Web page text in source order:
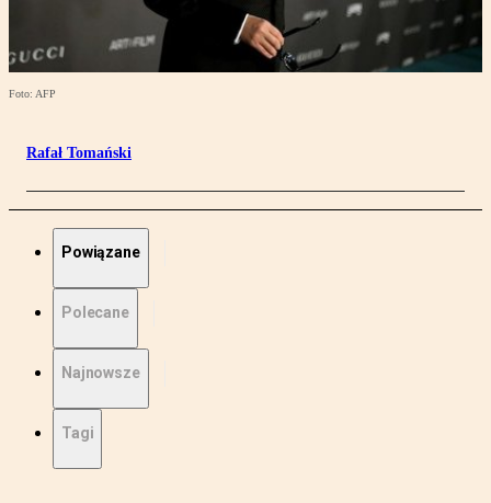
Foto: AFP
Rafał Tomański
Powiązane
Polecane
Najnowsze
Tagi